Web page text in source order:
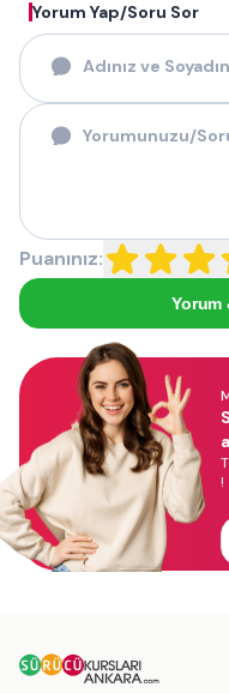
Yorum Yap/Soru Sor
Puanınız:
Yorum
!